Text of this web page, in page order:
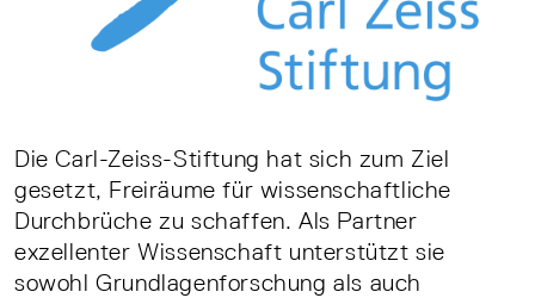
Die Carl-Zeiss-Stiftung hat sich zum Ziel
gesetzt, Freiräume für wissenschaftliche
Durchbrüche zu schaffen. Als Partner
exzellenter Wissenschaft unterstützt sie
sowohl Grundlagenforschung als auch